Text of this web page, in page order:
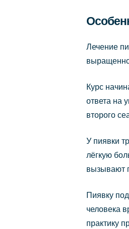
Лечение
Курс
ответа на
второго
У пиявки
лёгкую
вызывают
Пиявку
человека
практику